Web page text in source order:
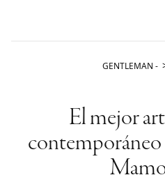
GENTLEMAN -
El mejor
contemporáneo